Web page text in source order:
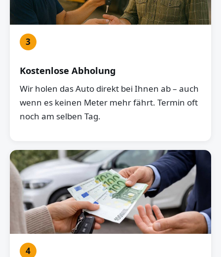
3
Kostenlose Abholung
Wir holen das Auto direkt bei Ihnen ab – auch
wenn es keinen Meter mehr fährt. Termin oft
noch am selben Tag.
4